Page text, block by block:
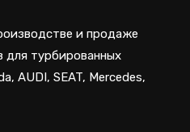
и продаже
для турбированных
AUDI, SEAT, Mercedes,